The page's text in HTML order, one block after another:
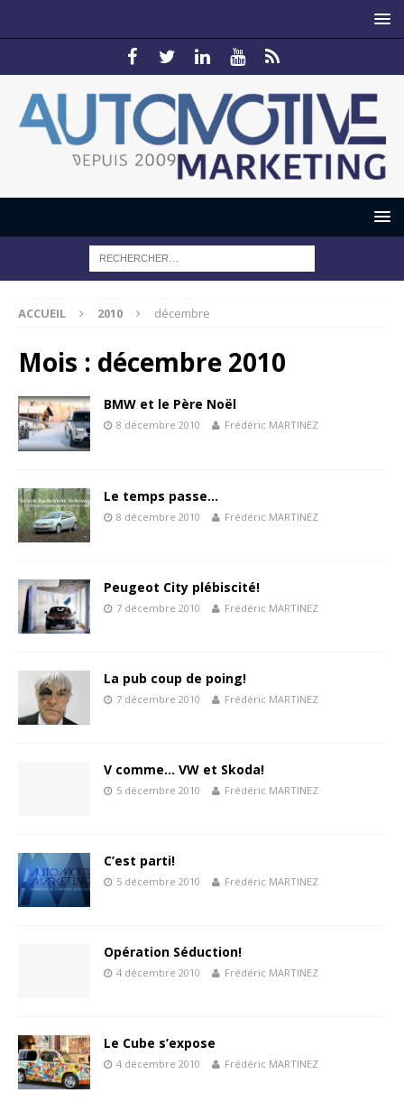
ACCUEIL 2010 décembre
Mois : décembre 2010
BMW et le Père Noël
8 décembre 2010 Frédéric MARTINEZ
Le temps passe…
8 décembre 2010 Frédéric MARTINEZ
Peugeot City plébiscité!
7 décembre 2010 Frédéric MARTINEZ
La pub coup de poing!
7 décembre 2010 Frédéric MARTINEZ
V comme… VW et Skoda!
5 décembre 2010 Frédéric MARTINEZ
C’est parti!
5 décembre 2010 Frédéric MARTINEZ
Opération Séduction!
4 décembre 2010 Frédéric MARTINEZ
Le Cube s’expose
4 décembre 2010 Frédéric MARTINEZ